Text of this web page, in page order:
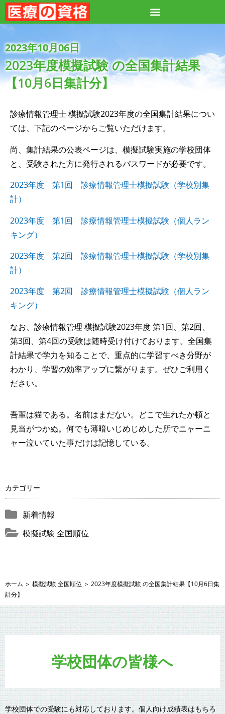
2023年10月06日
2023年度模擬試験 の全国集計結果
【10月6日集計分】
診療情報管理士 模擬試験2023年度の全国集計結果につい
ては、下記のページからご覧いただけます。
尚、集計結果の公表ページは、模擬試験実施の学校団体
と、受験された方に発行されるパスワードが必要です。
2023年度 第1回 診療情報管理士模擬試験（学校別集
計）
2023年度 第1回 診療情報管理士模擬試験（個人ラン
キング）
2023年度 第2回 診療情報管理士模擬試験（学校別集
計）
2023年度 第2回 診療情報管理士模擬試験（個人ラン
キング）
なお、診療情報管理 模擬試験2023年度 第1回、第2回、
第3回、第4回の受験は随時受け付けております。全国集
計結果で学力を知ることで、重点的に学習すべき分野が
わかり、学習の効率アップに繋がります。ぜひご利用く
ださい。
吾輩は猫である。名前はまだない。どこで生れたか頓と
見当がつかぬ。何でも薄暗いじめじめした所でニャーニ
ャー泣いていた事だけは記憶している。
カテゴリー
新着情報
模擬試験 全国順位
ホーム ＞ 模擬試験 全国順位 ＞ 2023年度模擬試験 の全国集計結果【10月6日集
計分】
学校団体の皆様へ
学校団体での受験にも対応しております。個人向け成績表はもちろ